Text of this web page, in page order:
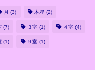
月 (3) 木星 (2)
(7) ３室 (1) ４室 (4)
(1) ９室 (1)